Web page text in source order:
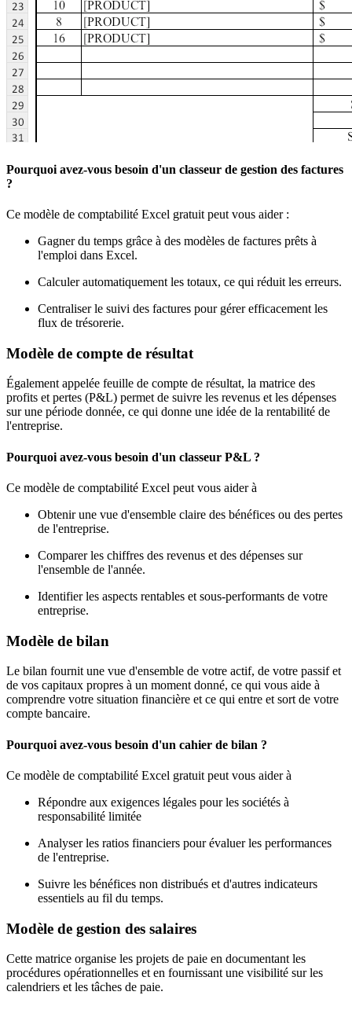
Pourquoi avez-vous besoin d'un classeur de gestion des factures
?
Ce modèle de comptabilité Excel gratuit peut vous aider :
Gagner du temps grâce à des modèles de factures prêts à
l'emploi dans Excel.
Calculer automatiquement les totaux, ce qui réduit les erreurs.
Centraliser le suivi des factures pour gérer efficacement les
flux de trésorerie.
Modèle de compte de résultat
Également appelée feuille de compte de résultat, la matrice des
profits et pertes (P&L) permet de suivre les revenus et les dépenses
sur une période donnée, ce qui donne une idée de la rentabilité de
l'entreprise.
Pourquoi avez-vous besoin d'un classeur P&L ?
Ce modèle de comptabilité Excel peut vous aider à
Obtenir une vue d'ensemble claire des bénéfices ou des pertes
de l'entreprise.
Comparer les chiffres des revenus et des dépenses sur
l'ensemble de l'année.
Identifier les aspects rentables et sous-performants de votre
entreprise.
Modèle de bilan
Le bilan fournit une vue d'ensemble de votre actif, de votre passif et
de vos capitaux propres à un moment donné, ce qui vous aide à
comprendre votre situation financière et ce qui entre et sort de votre
compte bancaire.
Pourquoi avez-vous besoin d'un cahier de bilan ?
Ce modèle de comptabilité Excel gratuit peut vous aider à
Répondre aux exigences légales pour les sociétés à
responsabilité limitée
Analyser les ratios financiers pour évaluer les performances
de l'entreprise.
Suivre les bénéfices non distribués et d'autres indicateurs
essentiels au fil du temps.
Modèle de gestion des salaires
Cette matrice organise les projets de paie en documentant les
procédures opérationnelles et en fournissant une visibilité sur les
calendriers et les tâches de paie.